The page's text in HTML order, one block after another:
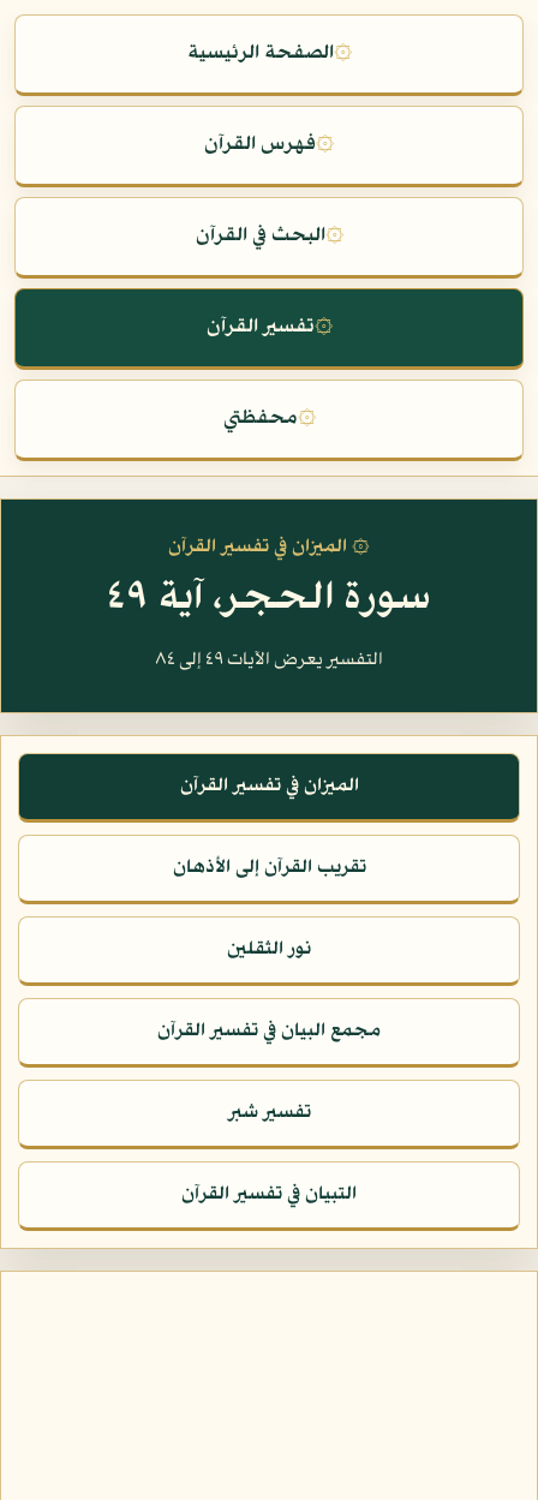
۞الصفحة الرئيسية
۞فهرس القرآن
۞البحث في القرآن
۞تفسير القرآن
۞محفظتي
۞ الميزان في تفسير القرآن
سورة الحجر، آية ٤٩
التفسير يعرض الآيات ٤٩ إلى ٨٤
الميزان في تفسير القرآن
تقريب القرآن إلى الأذهان
نور الثقلين
مجمع البيان في تفسير القرآن
تفسير شبر
التبيان في تفسير القرآن